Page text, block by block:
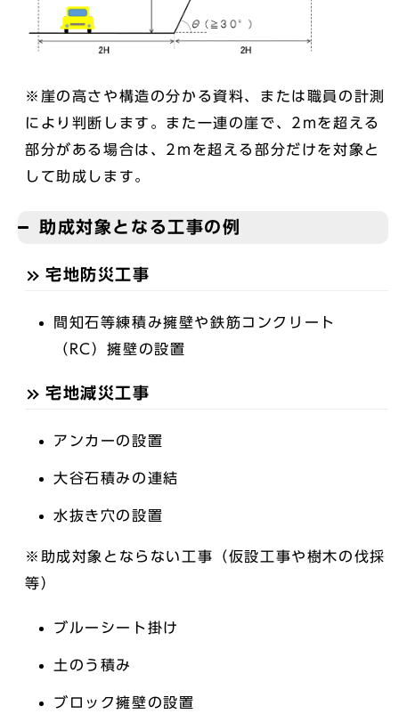
※崖の高さや構造の分かる資料、または職員の計測
により判断します。また一連の崖で、2mを超える
部分がある場合は、2mを超える部分だけを対象と
して助成します。
助成対象となる工事の例
宅地防災工事
間知石等練積み擁壁や鉄筋コンクリート
（RC）擁壁の設置
宅地減災工事
アンカーの設置
大谷石積みの連結
水抜き穴の設置
※助成対象とならない工事（仮設工事や樹木の伐採
等）
ブルーシート掛け
土のう積み
ブロック擁壁の設置